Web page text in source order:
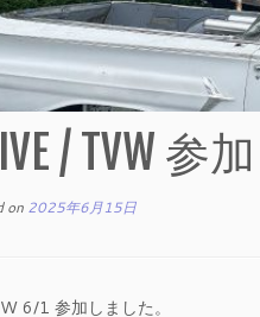
/ TVW
on 2025年6月15日
6/1 参加しました。